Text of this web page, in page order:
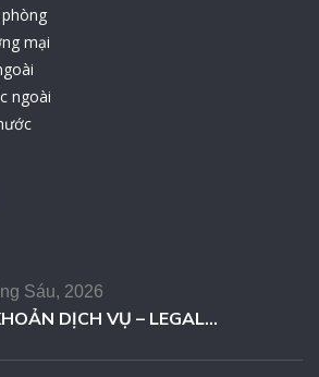
mại
ngoài
Sáu, 2026
DỊCH VỤ – LEGAL...